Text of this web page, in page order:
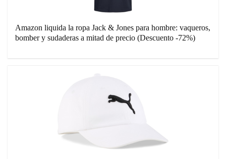
Amazon liquida la ropa Jack & Jones para hombre: vaqueros,
bomber y sudaderas a mitad de precio (Descuento -72%)